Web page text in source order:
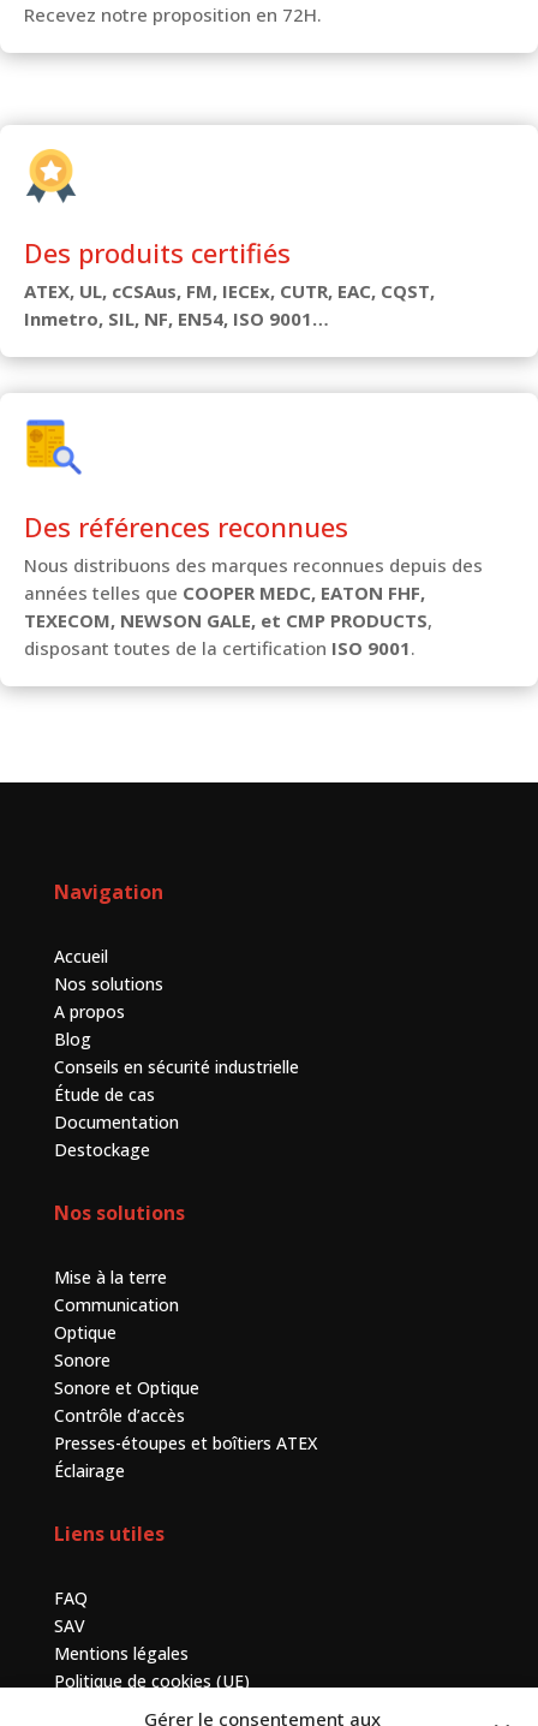
Gérer le consentement aux
Recevez notre proposition en 72H.
Des produits certifiés
ATEX, UL, cCSAus, FM, IECEx, CUTR, EAC, CQST,
Inmetro, SIL, NF, EN54, ISO 9001…
Des références reconnues
Nous distribuons des marques reconnues depuis des
années telles que COOPER MEDC, EATON FHF,
TEXECOM, NEWSON GALE, et CMP PRODUCTS,
disposant toutes de la certification ISO 9001.
Navigation
Accueil
Nos solutions
A propos
Blog
Conseils en sécurité industrielle
Étude de cas
Documentation
Destockage
Nos solutions
Mise à la terre
Communication
Optique
Sonore
Sonore et Optique
Contrôle d’accès
Presses-étoupes et boîtiers ATEX
Éclairage
Liens utiles
FAQ
SAV
Mentions légales
Politique de cookies (UE)